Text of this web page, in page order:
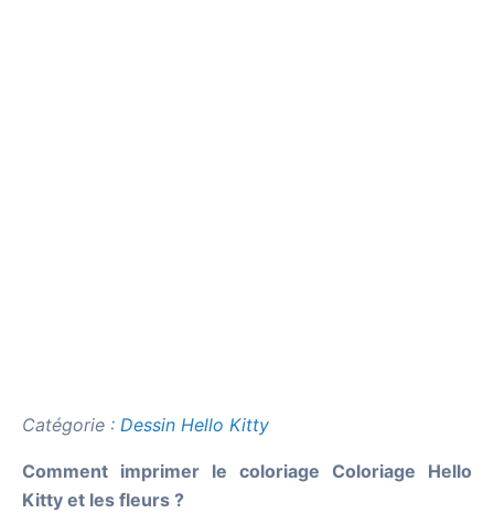
Catégorie : Dessin Hello Kitty
Comment imprimer le coloriage Coloriage Hello
Kitty et les fleurs ?